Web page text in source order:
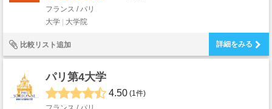
フランス / パリ
大学
大学院
比較リスト追加 詳細をみる
パリ第4大学
4.50 (1件)